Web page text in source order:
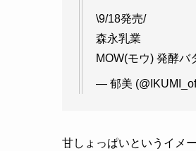
\9/18発売/
森永乳業
MOW(モウ) 発酵バ
— 郁美
甘しょっぱいというイメー